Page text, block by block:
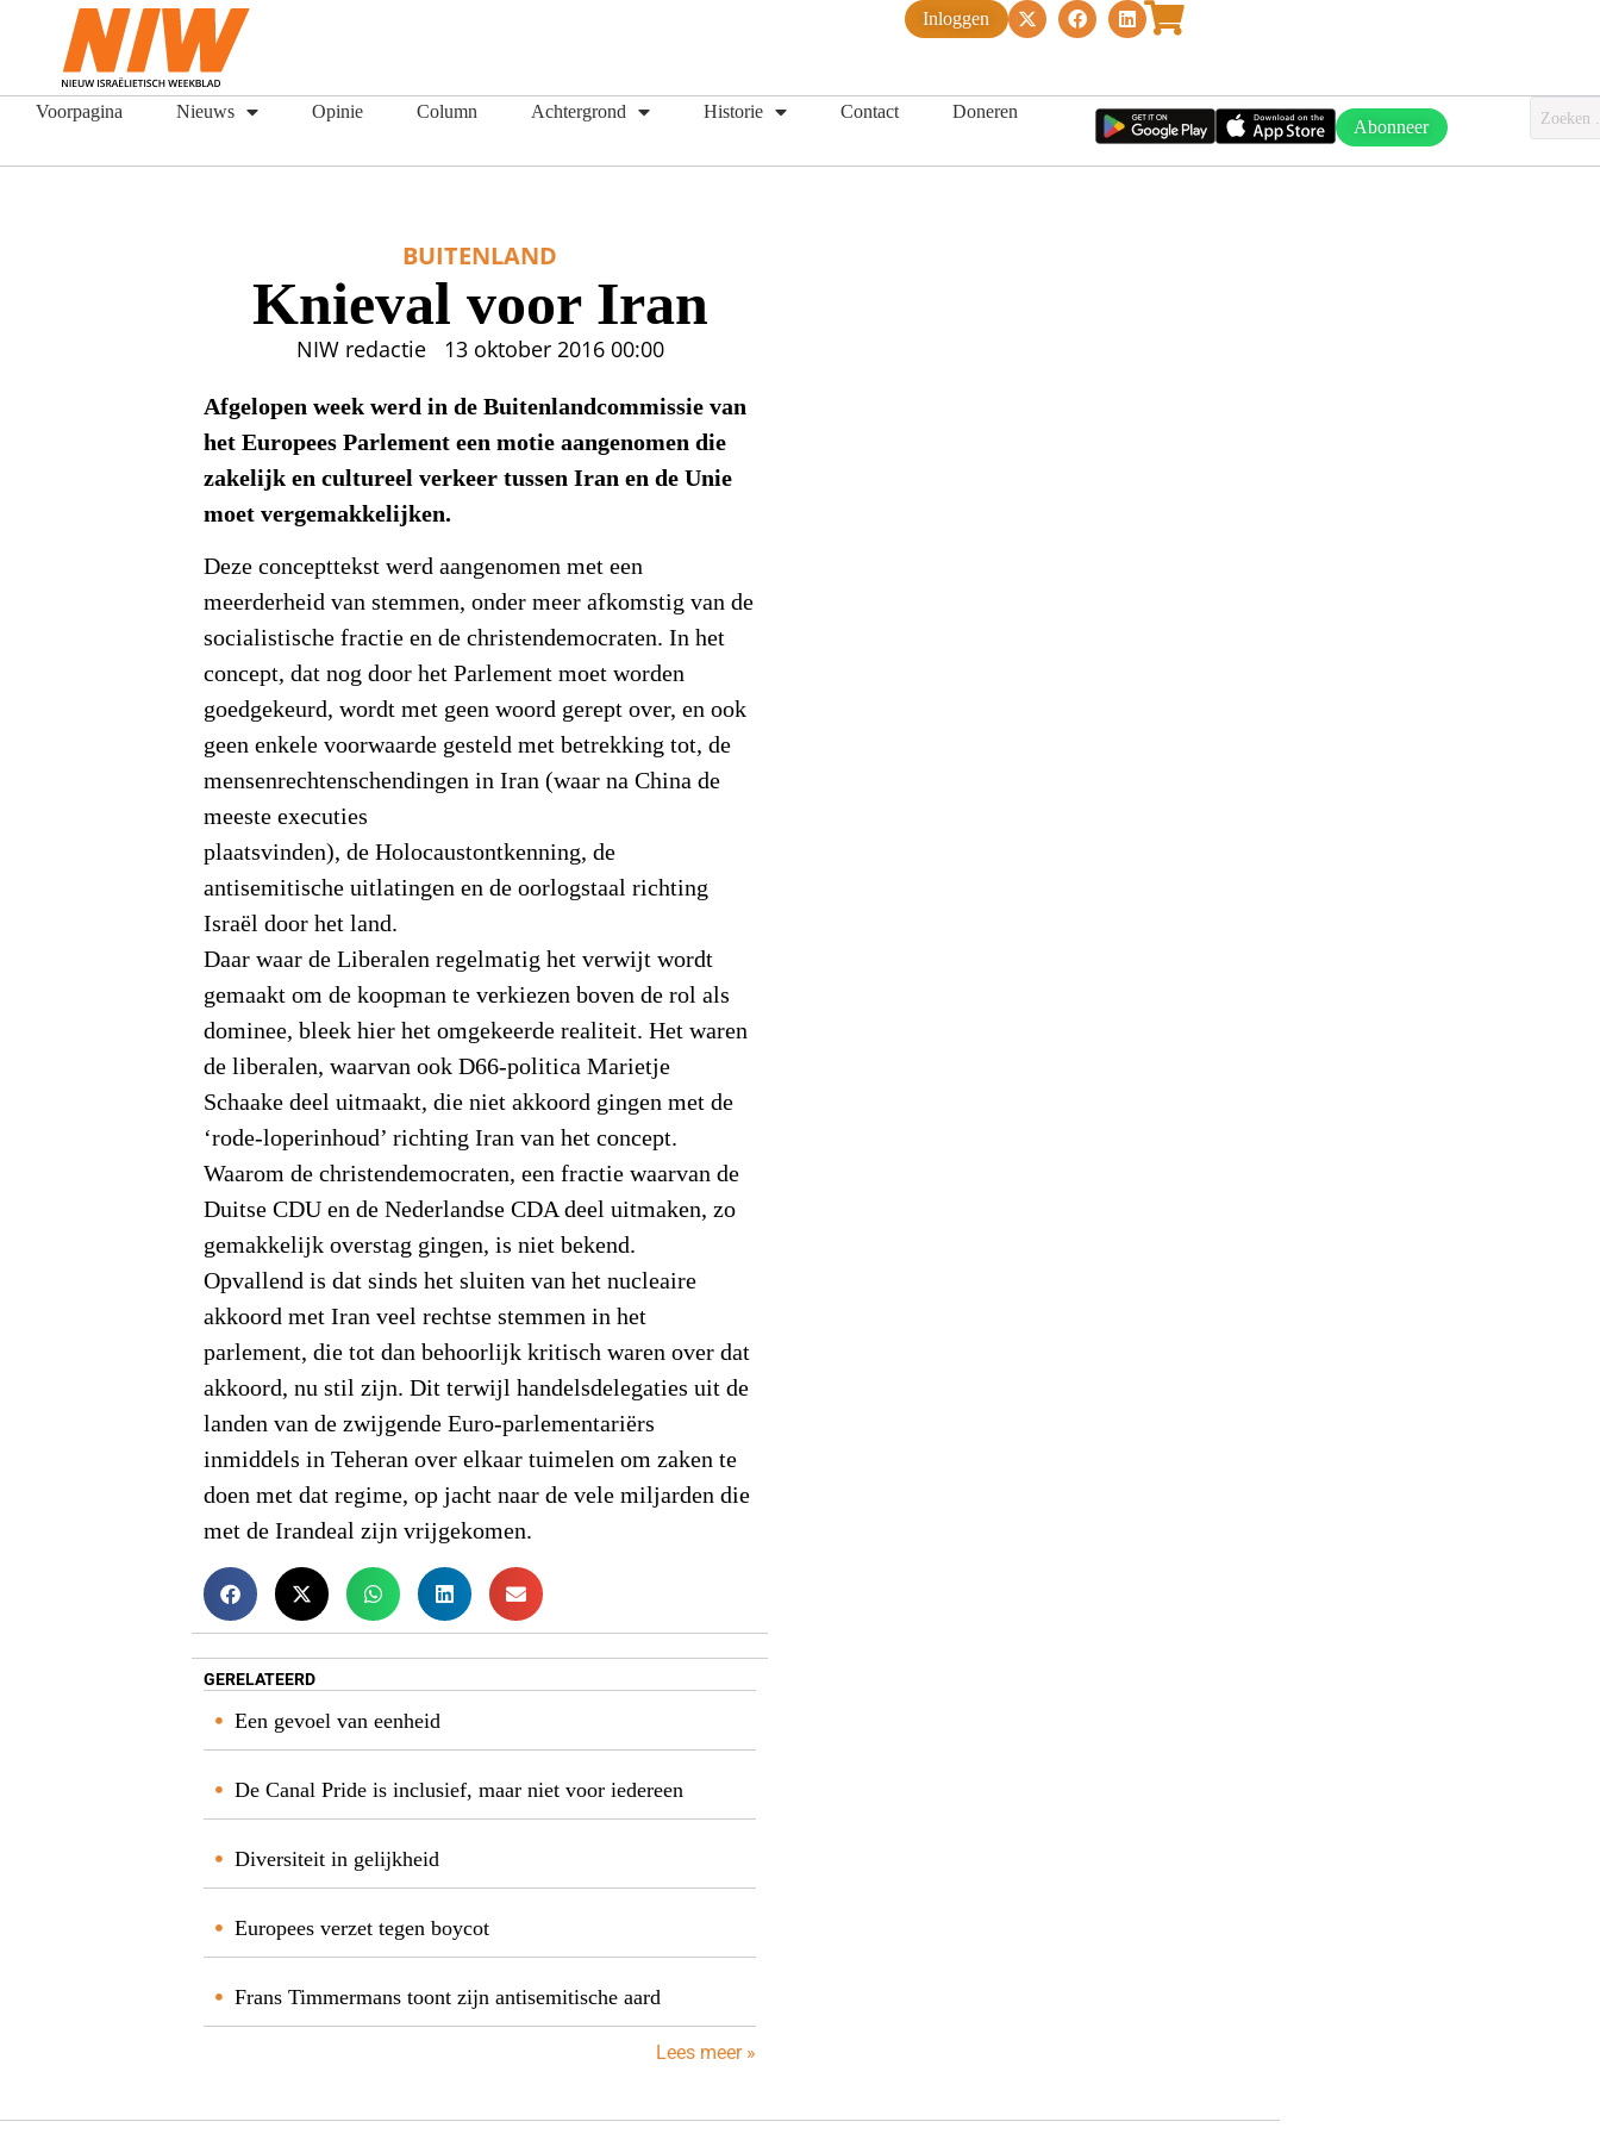
Inloggen
Voorpagina Nieuws Opinie Column Achtergrond Historie Contact Doneren
Abonneer
BUITENLAND
Knieval voor Iran
NIW redactie 13 oktober 2016 00:00
Afgelopen week werd in de Buitenlandcommissie van
het Europees Parlement een motie aangenomen die
zakelijk en cultureel verkeer tussen Iran en de Unie
moet vergemakkelijken.
Deze concepttekst werd aangenomen met een
meerderheid van stemmen, onder meer afkomstig van de
socialistische fractie en de christendemocraten. In het
concept, dat nog door het Parlement moet worden
goedgekeurd, wordt met geen woord gerept over, en ook
geen enkele voorwaarde gesteld met betrekking tot, de
mensenrechtenschendingen in Iran (waar na China de
meeste executies
plaatsvinden), de Holocaustontkenning, de
antisemitische uitlatingen en de oorlogstaal richting
Israël door het land.
Daar waar de Liberalen regelmatig het verwijt wordt
gemaakt om de koopman te verkiezen boven de rol als
dominee, bleek hier het omgekeerde realiteit. Het waren
de liberalen, waarvan ook D66-politica Marietje
Schaake deel uitmaakt, die niet akkoord gingen met de
‘rode-loperinhoud’ richting Iran van het concept.
Waarom de christendemocraten, een fractie waarvan de
Duitse CDU en de Nederlandse CDA deel uitmaken, zo
gemakkelijk overstag gingen, is niet bekend.
Opvallend is dat sinds het sluiten van het nucleaire
akkoord met Iran veel rechtse stemmen in het
parlement, die tot dan behoorlijk kritisch waren over dat
akkoord, nu stil zijn. Dit terwijl handelsdelegaties uit de
landen van de zwijgende Euro-parlementariërs
inmiddels in Teheran over elkaar tuimelen om zaken te
doen met dat regime, op jacht naar de vele miljarden die
met de Irandeal zijn vrijgekomen.
GERELATEERD
Een gevoel van eenheid
De Canal Pride is inclusief, maar niet voor iedereen
Diversiteit in gelijkheid
Europees verzet tegen boycot
Frans Timmermans toont zijn antisemitische aard
Lees meer »